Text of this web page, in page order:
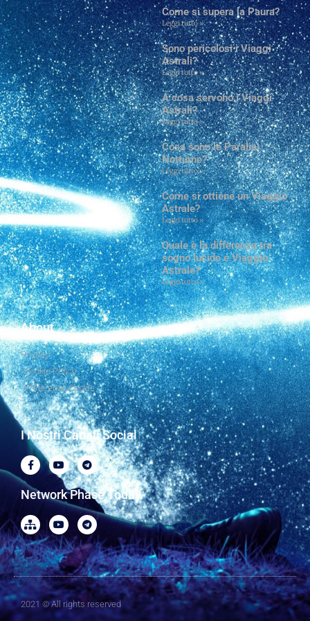
Come si supera la Paura?
Leggi tutto »
Sono pericolosi i Viaggi
Astrali?
Leggi tutto »
A cosa servono i Viaggi
Astrali?
Leggi tutto »
Cosa sono le Paralisi
Notturne?
Leggi tutto »
Come si ottiene un Viaggio
Astrale?
Leggi tutto »
Quale è la differenza tra
sogno lucido e Viaggio
Astrale?
Leggi tutto »
About
Privacy
Cookie Policy
Preferenze Cookie
I Nostri Canali Social
Network Phase Today
2021 © All rights reserved